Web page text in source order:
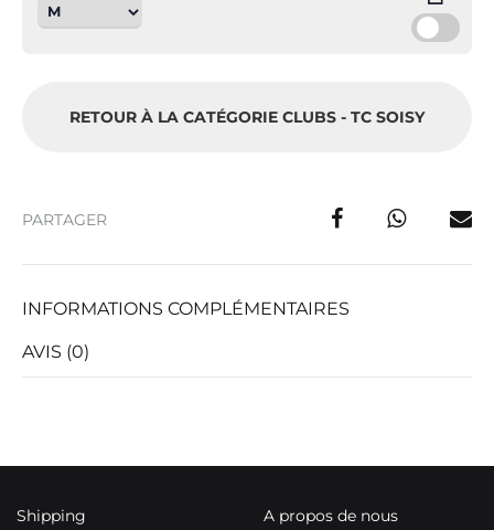
RETOUR À LA CATÉGORIE CLUBS - TC SOISY
PARTAGER
INFORMATIONS COMPLÉMENTAIRES
AVIS (0)
Shipping A propos de nous